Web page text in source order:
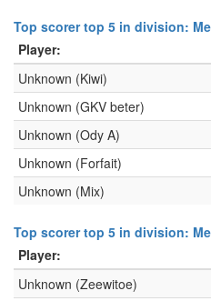
Top scorer top 5 in division:
Player:
Unknown (Kiwi)
Unknown (GKV beter)
Unknown (Ody A)
Unknown (Forfait)
Unknown (Mix)
Top scorer top 5 in division:
Player:
Unknown (Zeewitoe)